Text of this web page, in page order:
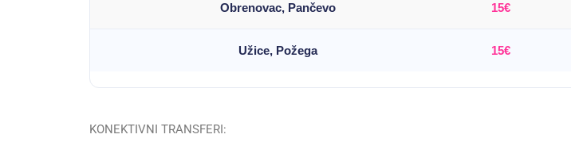
Obrenovac, Pančevo 15€
Užice, Požega 15€
KONEKTIVNI TRANSFERI: